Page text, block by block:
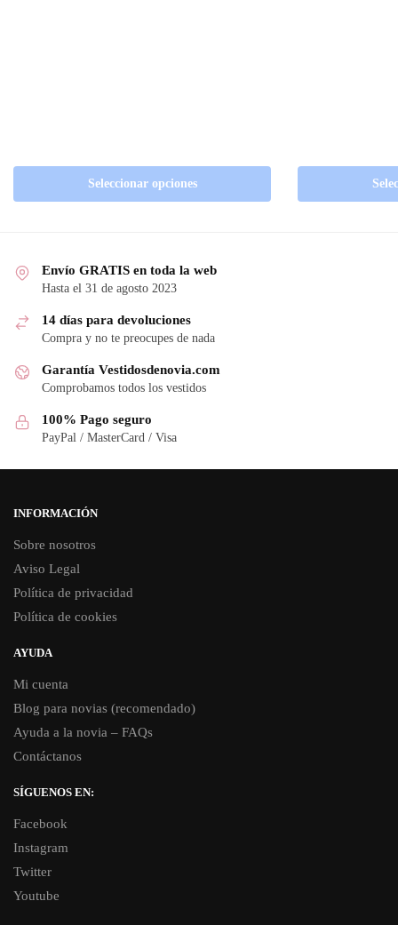
Seleccionar opciones
Envío GRATIS en toda la web
Hasta el 31 de agosto 2023
14 días para devoluciones
Compra y no te preocupes de nada
Garantía Vestidosdenovia.com
Comprobamos todos los vestidos
100% Pago seguro
PayPal / MasterCard / Visa
INFORMACIÓN
Sobre nosotros
Aviso Legal
Política de privacidad
Política de cookies
AYUDA
Mi cuenta
Blog para novias (recomendado)
Ayuda a la novia – FAQs
Contáctanos
SÍGUENOS EN:
Facebook
Instagram
Twitter
Youtube